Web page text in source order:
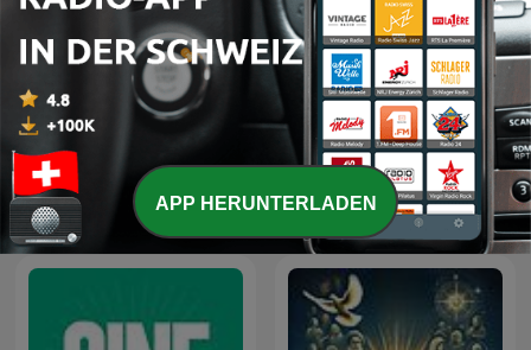
12 Days of White
Christmas
Reportéři ČT
APP HERUNTERLADEN